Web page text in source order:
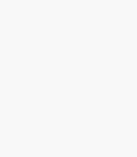
nicht verfügbar.)
ein oder benutze